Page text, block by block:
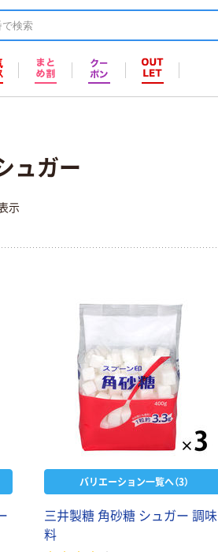
ュガー
示
バリエーション一覧へ（3）
三井製糖 角砂糖 シュガー 調味
料